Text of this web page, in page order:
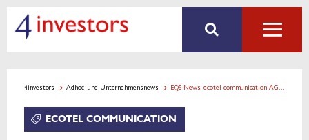
4investors Adhoc- und Unternehmensnews EQS-News: ecotel communication AG verkündet Veränderungen im Vorstand: Markus Hendrich gibt CEO-Posten ab, Gründer Peter Zils übernimmt interimistisch
ECOTEL COMMUNICATION